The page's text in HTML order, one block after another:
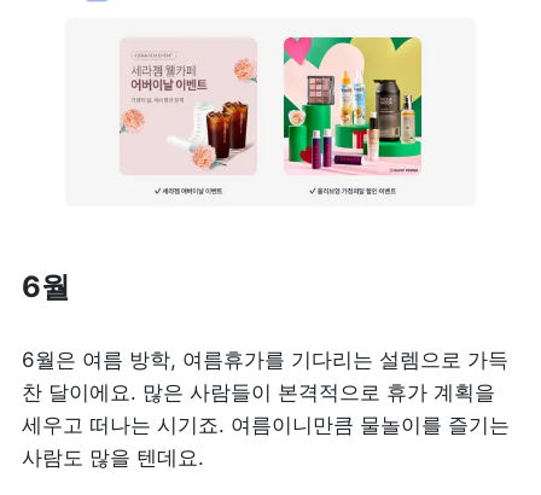
6월
6월은 여름 방학, 여름휴가를 기다리는 설렘으로 가득
찬 달이에요. 많은 사람들이 본격적으로 휴가 계획을
세우고 떠나는 시기죠. 여름이니만큼 물놀이를 즐기는
사람도 많을 텐데요.